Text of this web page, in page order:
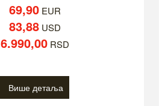
69,90EUR
83,88USD
6.990,00RSD
Више детаља